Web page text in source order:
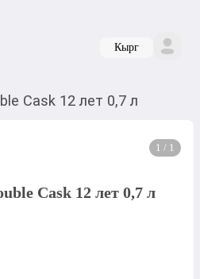
Кырг
Cask 12 лет 0,7 л
1 / 1
Cask 12 лет 0,7 л